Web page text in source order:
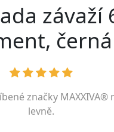
závaží
černá
značky MAXXIVA®
levně.